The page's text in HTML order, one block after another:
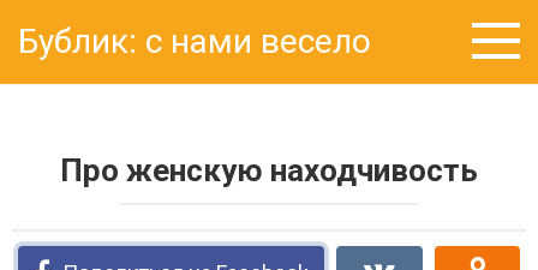
контенту
Бублик: с нами весело
Про женскую находчивость